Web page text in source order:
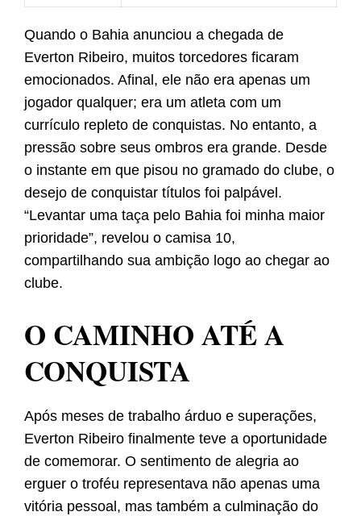
Quando o Bahia anunciou a chegada de
Everton Ribeiro, muitos torcedores ficaram
emocionados. Afinal, ele não era apenas um
jogador qualquer; era um atleta com um
currículo repleto de conquistas. No entanto, a
pressão sobre seus ombros era grande. Desde
o instante em que pisou no gramado do clube, o
desejo de conquistar títulos foi palpável.
“Levantar uma taça pelo Bahia foi minha maior
prioridade”, revelou o camisa 10,
compartilhando sua ambição logo ao chegar ao
clube.
O CAMINHO ATÉ A
CONQUISTA
Após meses de trabalho árduo e superações,
Everton Ribeiro finalmente teve a oportunidade
de comemorar. O sentimento de alegria ao
erguer o troféu representava não apenas uma
vitória pessoal, mas também a culminação do